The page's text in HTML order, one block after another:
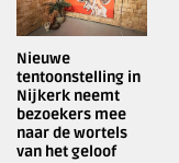
Nieuwe
tentoonstelling in
Nijkerk neemt
bezoekers mee
naar de wortels
van het geloof